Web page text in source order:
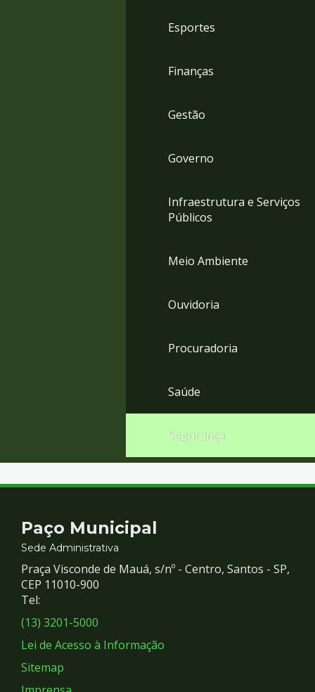
Esportes
Finanças
Gestão
Governo
Infraestrutura e Serviços
Públicos
Meio Ambiente
Ouvidoria
Procuradoria
Saúde
Segurança
Contato
e
Redes
Sociais
Paço Municipal
Sede Administrativa
Praça Visconde de Mauá, s/nº - Centro, Santos - SP,
CEP 11010-900
Tel:
(13) 3201-5000
Lei de Acesso à Informação
Sitemap